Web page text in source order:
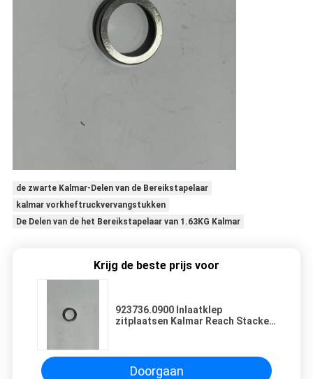
de zwarte Kalmar-Delen van de Bereikstapelaar
kalmar vorkheftruckvervangstukken
De Delen van de het Bereikstapelaar van 1.63KG Kalmar
Krijg de beste prijs voor
923736.0900 Inlaatklep
zitplaatsen Kalmar Reach Stacker
Doorgaan